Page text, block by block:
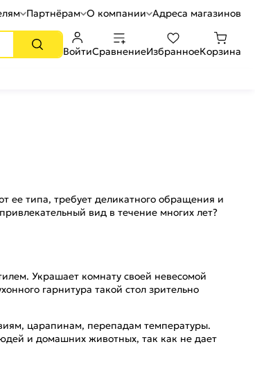
Партнёрам О компании Адреса магазинов
ВойтиСравнениеИзбранноеКорзина
ее типа, требует деликатного обращения и
вид в течение многих лет?
Украшает комнату своей невесомой
гарнитура такой стол зрительно
царапинам, перепадам температуры.
и домашних животных, так как не дает